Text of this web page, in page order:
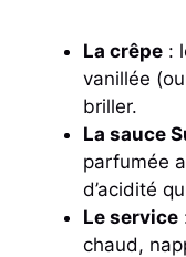
La crêpe :
vanillée
briller.
La sauce
parfumée
d’acidité
Le service
chaud,